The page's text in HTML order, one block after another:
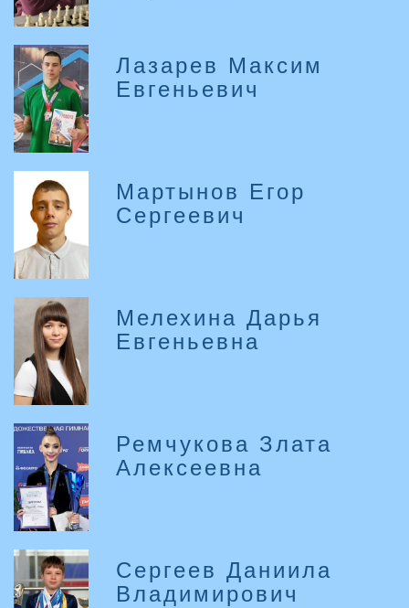
Лазарев Максим
Евгеньевич
Мартынов Егор
Сергеевич
Мелехина Дарья
Евгеньевна
Ремчукова Злата
Алексеевна
Сергеев Даниила
Владимирович